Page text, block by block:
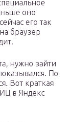
оно
его так
браузер
нужно зайти
По
Вот краткая
в Яндекс